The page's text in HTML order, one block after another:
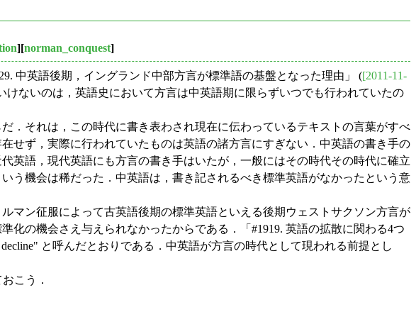
][norman_conquest]
中英語後期，イングランド中部方言が標準語の基盤となった理由」 ([2011-11-
ないのは，英語史において方言は中英語期に限らずいつでも行われていたの
それは，この時代に書き表わされ現在に伝わっているテキストの言葉がすべ
せず，実際に行われていたものは英語の諸方言にすぎない．中英語の書き手の
英語，現代英語にも方言の書き手はいたが，一般にはその時代その時代に確立
う機会は稀だった．中英語は，書き記されるべき標準英語がなかったという意
ン征服によって古英語後期の標準英語といえる後期ウェストサクソン方言が
の機会さえ与えられなかったからである．「#1919. 英語の拡散に関わる4つ
と呼んだとおりである．中英語が方言の時代として現われる前提とし
こう．